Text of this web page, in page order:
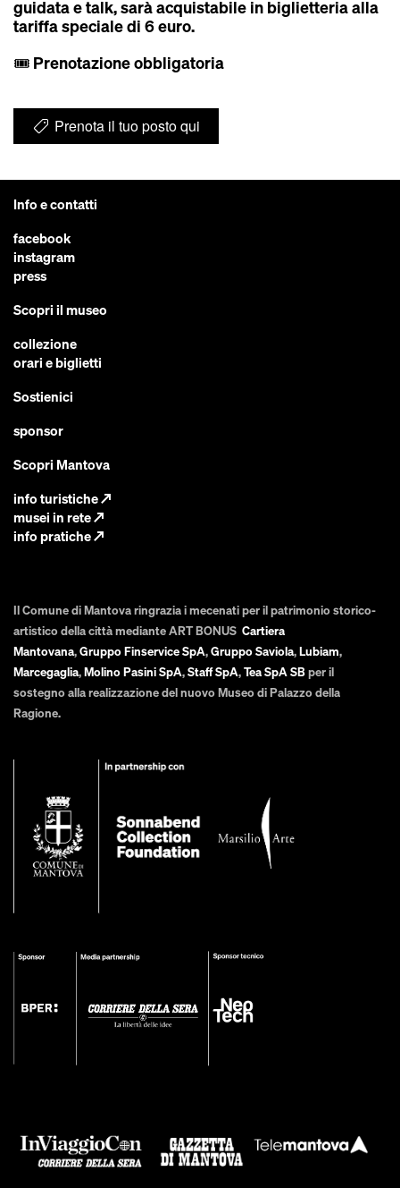
guidata e talk, sarà acquistabile in biglietteria alla
tariffa speciale di 6 euro.
🎟️ Prenotazione obbligatoria
Prenota il tuo posto qui
Info e contatti
facebook
instagram
press
Scopri il museo
collezione
orari e biglietti
Sostienici
sponsor
Scopri Mantova
info turistiche↗
musei in rete↗
info pratiche↗
Il Comune di Mantova ringrazia i mecenati per il patrimonio storico-
artistico della città mediante ART BONUS Cartiera
Mantovana,Gruppo Finservice SpA,Gruppo Saviola,Lubiam,
Marcegaglia,Molino Pasini SpA,Staff SpA,Tea SpA SBper il
sostegno alla realizzazione del nuovo Museo di Palazzo della
Ragione.